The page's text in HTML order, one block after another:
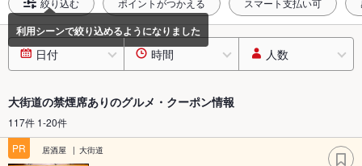
絞り込む ポイントがつかえる スマート支払い可
日付 時間 人数
大街道の禁煙席ありのグルメ・クーポン情報
117件 1-20件
PR
居酒屋 大街道